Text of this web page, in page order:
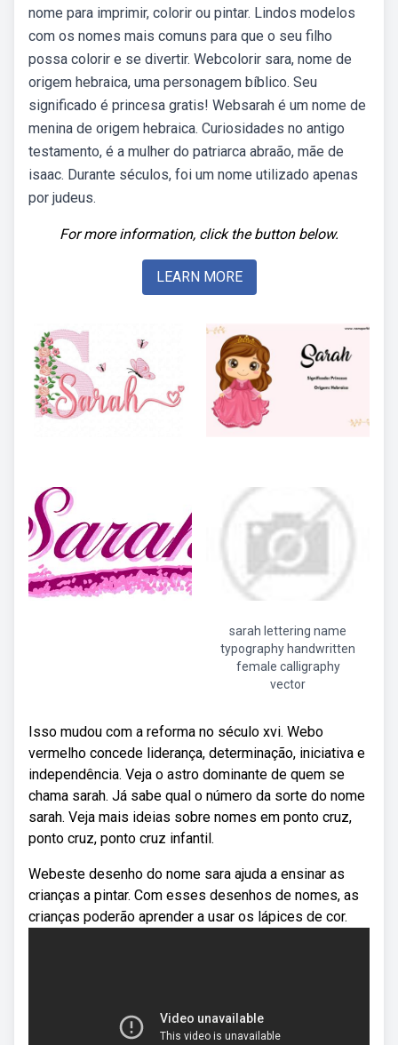
nome para imprimir, colorir ou pintar. Lindos modelos
com os nomes mais comuns para que o seu filho
possa colorir e se divertir. Webcolorir sara, nome de
origem hebraica, uma personagem bíblico. Seu
significado é princesa gratis! Websarah é um nome de
menina de origem hebraica. Curiosidades no antigo
testamento, é a mulher do patriarca abraão, mãe de
isaac. Durante séculos, foi um nome utilizado apenas
por judeus.
For more information, click the button below.
LEARN MORE
sarah lettering name
typography handwritten
female calligraphy
vector
Isso mudou com a reforma no século xvi. Webo
vermelho concede liderança, determinação, iniciativa e
independência. Veja o astro dominante de quem se
chama sarah. Já sabe qual o número da sorte do nome
sarah. Veja mais ideias sobre nomes em ponto cruz,
ponto cruz, ponto cruz infantil.
Webeste desenho do nome sara ajuda a ensinar as
crianças a pintar. Com esses desenhos de nomes, as
crianças poderão aprender a usar os lápices de cor.